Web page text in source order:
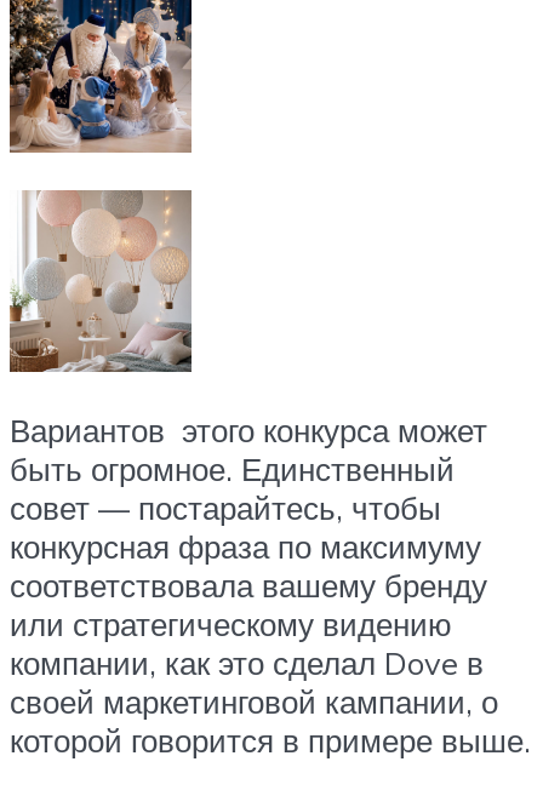
Вариантов этого конкурса может
быть огромное. Единственный
совет — постарайтесь, чтобы
конкурсная фраза по максимуму
соответствовала вашему бренду
или стратегическому видению
компании, как это сделал Dove в
своей маркетинговой кампании, о
которой говорится в примере выше.